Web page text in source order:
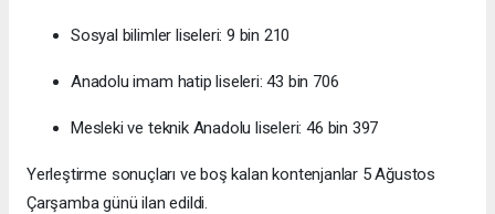
Sosyal bilimler liseleri: 9 bin 210
Anadolu imam hatip liseleri: 43 bin 706
Mesleki ve teknik Anadolu liseleri: 46 bin 397
Yerleştirme sonuçları ve boş kalan kontenjanlar 5 Ağustos
Çarşamba günü ilan edildi.